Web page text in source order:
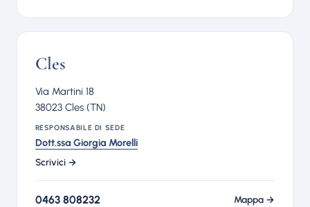
Cles
Via Martini 18
38023 Cles (TN)
RESPONSABILE DI SEDE
Dott.ssa Giorgia Morelli
Scrivici →
0463 808232 Mappa →